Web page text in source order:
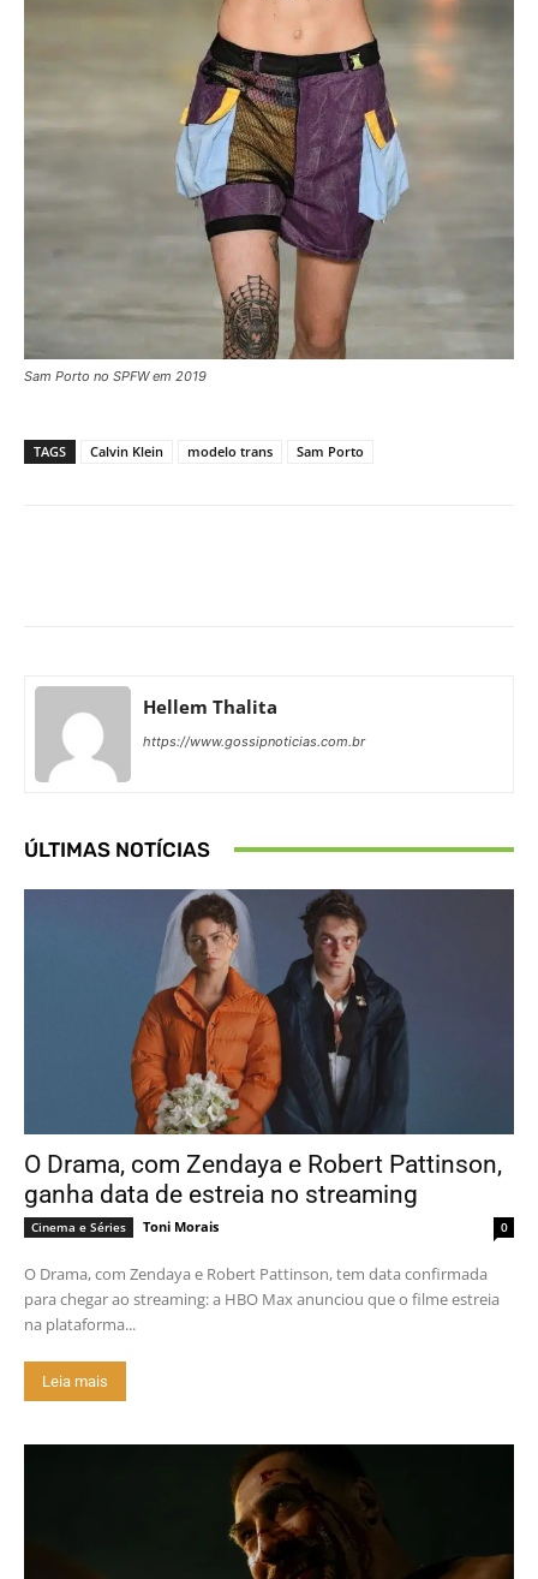
Sam Porto no SPFW em 2019
TAGS Calvin Klein modelo trans Sam Porto
Hellem Thalita
https://www.gossipnoticias.com.br
ÚLTIMAS NOTÍCIAS
O Drama, com Zendaya e Robert Pattinson,
ganha data de estreia no streaming
Cinema e Séries Toni Morais 0
O Drama, com Zendaya e Robert Pattinson, tem data confirmada
para chegar ao streaming: a HBO Max anunciou que o filme estreia
na plataforma...
Leia mais